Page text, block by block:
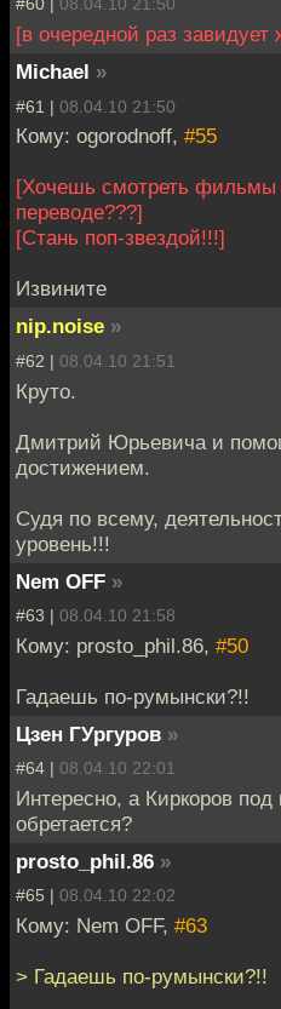
#60 | 08.04.10 21:50
[в очередной раз
Мichael »
#61 | 08.04.10 21:50
Кому: ogorodnoff, #55
[Хочешь смотреть фильмы
переводе???]
[Стань поп-звездой!!!]
Извините
nip.noise »
#62 | 08.04.10 21:51
Круто.
Дмитрий Юрьевича и
достижением.
Судя по всему,
уровень!!!
Nem OFF »
#63 | 08.04.10 21:58
Кому: prosto_phil.86, #50
Гадаешь по-румынски?!!
Цзен ГУргуров »
#64 | 08.04.10 22:01
Интересно, а Киркоров
обретается?
prosto_phil.86 »
#65 | 08.04.10 22:02
Кому: Nem OFF, #63
> Гадаешь по-румынски?!!